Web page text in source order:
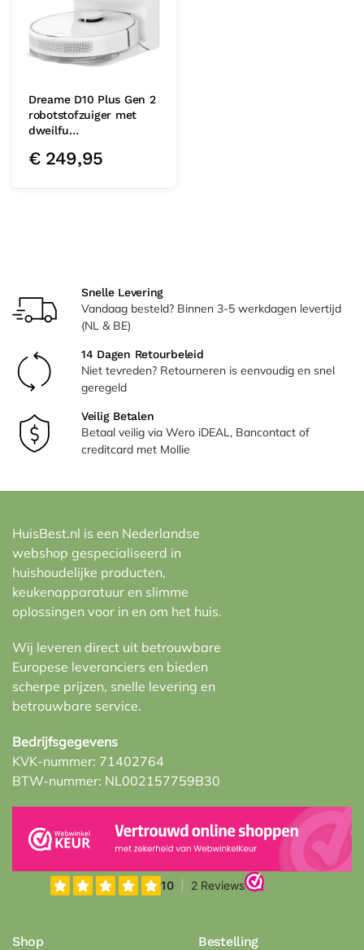
Dreame D10 Plus Gen 2
robotstofzuiger met
dweilfu…
€249,95
Snelle Levering
Vandaag besteld? Binnen 3-5 werkdagen levertijd
(NL & BE)
14 Dagen Retourbeleid
Niet tevreden? Retourneren is eenvoudig en snel
geregeld
Veilig Betalen
Betaal veilig via Wero iDEAL, Bancontact of
creditcard met Mollie
HuisBest.nl is een Nederlandse
webshop gespecialiseerd in
huishoudelijke producten,
keukenapparatuur en slimme
oplossingen voor in en om het huis.
Wij leveren direct uit betrouwbare
Europese leveranciers en bieden
scherpe prijzen, snelle levering en
betrouwbare service.
Bedrijfsgegevens
KVK-nummer: 71402764
BTW-nummer: NL002157759B30
Shop Bestelling